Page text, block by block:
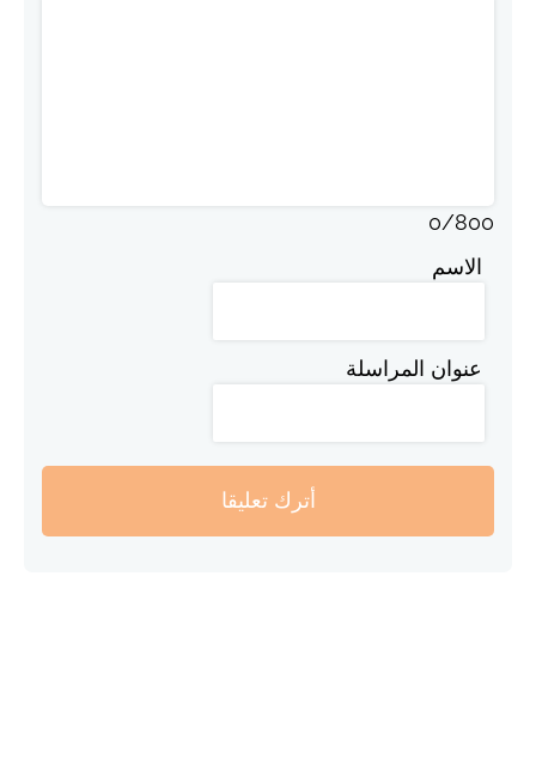
0/800
الاسم
عنوان المراسلة
أترك تعليقا